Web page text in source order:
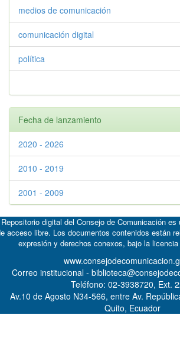
medios de comunicación
comunicación digital
política
Fecha de lanzamiento
2020 - 2026
2010 - 2019
2001 - 2009
digital del Consejo de Comunicación
acceso libre. Los documentos contenidos están
expresión y derechos conexos, bajo la licencia
Correo institucional -
Teléfono: 02-3938720, Ext.
Av.10 de Agosto N34-566, entre Av.
Quito, Ecuador